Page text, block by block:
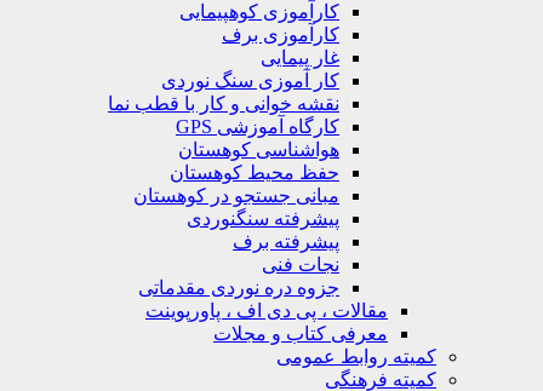
کارآموزی کوهپیمایی
کارآموزی برف
غار پیمایی
کار آموزی سنگ نوردی
نقشه خوانی و کار با قطب نما
کارگاه آموزشی GPS
هواشناسی کوهستان
حفظ محیط کوهستان
مبانی جستجو در کوهستان
پیشرفته سنگنوردی
پیشرفته برف
نجات فنی
جزوه دره نوردی مقدماتی
مقالات ، پی دی اف ، پاورپوینت
معرفی کتاب و مجلات
کمیته روابط عمومی
کمیته فرهنگی